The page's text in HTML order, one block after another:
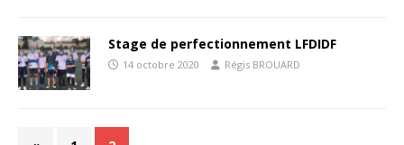
Stage de perfectionnement LFDIDF
14 octobre 2020 Régis BROUARD